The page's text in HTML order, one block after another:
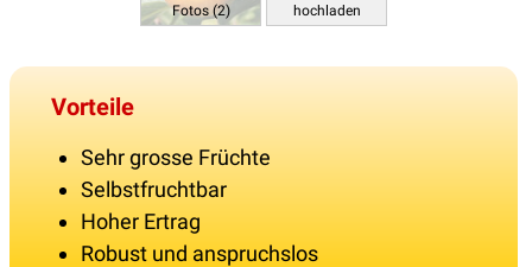
Fotos (2)
hochladen
Vorteile
Sehr grosse Früchte
Selbstfruchtbar
Hoher Ertrag
Robust und anspruchslos